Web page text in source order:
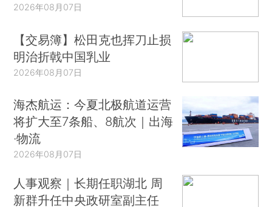
2026年08月07日
【交易簿】松田克也挥刀止损
明治折戟中国乳业
2026年08月07日
海杰航运：今夏北极航道运营
将扩大至7条船、8航次｜出海
·物流
2026年08月07日
人事观察｜长期任职湖北 周
新群升任中央政研室副主任